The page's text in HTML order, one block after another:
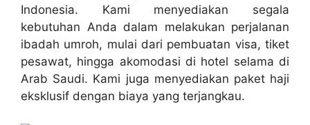
Indonesia. Kami menyediakan segala
kebutuhan Anda dalam melakukan perjalanan
ibadah umroh, mulai dari pembuatan visa, tiket
pesawat, hingga akomodasi di hotel selama di
Arab Saudi. Kami juga menyediakan paket haji
eksklusif dengan biaya yang terjangkau.